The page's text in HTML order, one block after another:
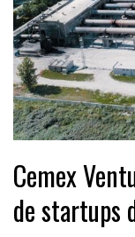
Cemex
de startups